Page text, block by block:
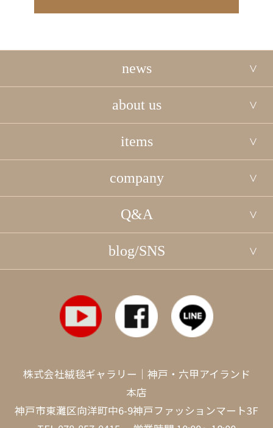
news
about us
items
company
Q&A
blog/SNS
株式会社絨毯ギャラリー｜神戸・六甲アイランド
本店
神戸市東灘区向洋町中6-9神戸ファッションマート3F